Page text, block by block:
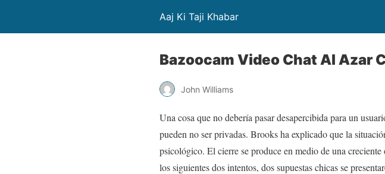
Aaj Ki Taji Khabar
Bazoocam Video Chat Al Azar
John Williams
Una cosa que no debería pasar desapercibida para un
pueden no ser privadas. Brooks ha explicado que la
psicológico. El cierre se produce en medio de una
los siguientes dos intentos, dos supuestas chicas se